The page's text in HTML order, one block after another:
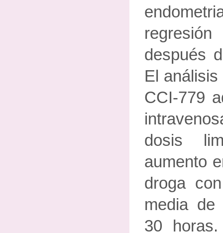
después
El
CCI-779
dosis
aumento
droga
media de
30